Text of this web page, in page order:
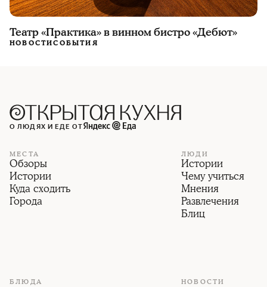
Театр «Практика» в винном бистро «Дебют»
НОВОСТИСОБЫТИЯ
О ЛЮДЯХ И ЕДЕ ОТ
МЕСТА
Обзоры
Истории
Куда сходить
Города
ЛЮДИ
Истории
Чему учиться
Мнения
Развлечения
Блиц
БЛЮДА НОВОСТИ